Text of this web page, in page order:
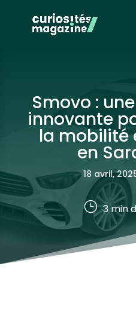
Smovo :
innovante
la mobilité
en
18 avril,
} 3min